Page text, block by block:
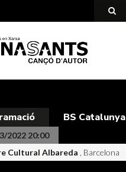
BS Catalunya
2022 20:00
Cultural Albareda
, Barcelona